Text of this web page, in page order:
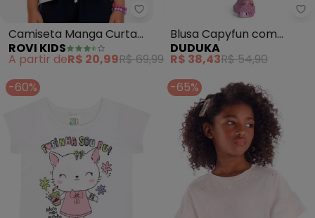
Rovi Kids - Camiseta Manga
Camiseta Manga Curta
Unicornio (Branca)
ROVI KIDS
A partir deR$ 20,99R$ 69,99
Blusa Capyfun com
Detalhe Laço nas Costas
(Branco)
DUDUKA
R$ 38,43R$ 54,90
-60%
-65%